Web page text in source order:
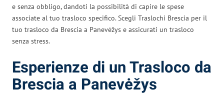
e senza obbligo, dandoti la possibilità di capire le spese
associate al tuo trasloco specifico. Scegli Traslochi Brescia per il
tuo trasloco da Brescia a Panevėžys e assicurati un trasloco
senza stress.
Esperienze di un Trasloco da
Brescia a Panevėžys